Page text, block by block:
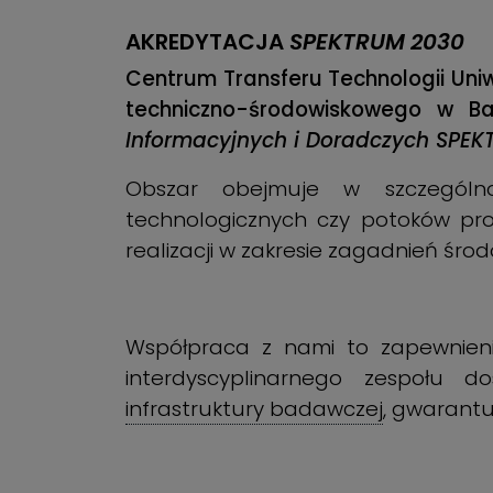
AKREDYTACJA SPEKTRUM 2030
Centrum Transferu Technologii
techniczno-środowiskowego w
Informacyjnych i Doradczych
Obszar obejmuje w
technologicznych czy potoków
realizacji w zakresie zagadnień
Współpraca z nami to
interdyscyplinarnego zespołu
infrastruktury badawczej,